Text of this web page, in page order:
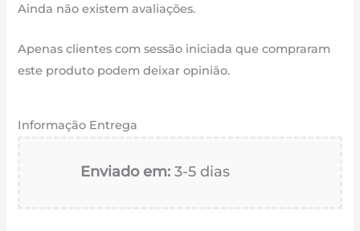
Ainda não existem avaliações.
Apenas clientes com sessão iniciada que compraram
este produto podem deixar opinião.
Informação Entrega
Enviado em: 3-5 dias